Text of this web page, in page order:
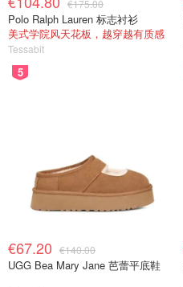
€175.00
Polo Ralph Lauren 标志衬衫
美式学院风天花板，越穿越有质感
Tessabit
5
€67.20 €140.00
UGG Bea Mary Jane 芭蕾平底鞋